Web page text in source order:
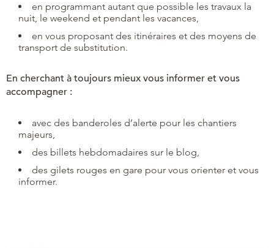
en programmant autant que possible les travaux la
nuit, le weekend et pendant les vacances,
en vous proposant des itinéraires et des moyens de
transport de substitution.
En cherchant à toujours mieux vous informer et vous
accompagner :
avec des banderoles d’alerte pour les chantiers
majeurs,
des billets hebdomadaires sur le blog,
des gilets rouges en gare pour vous orienter et vous
informer.